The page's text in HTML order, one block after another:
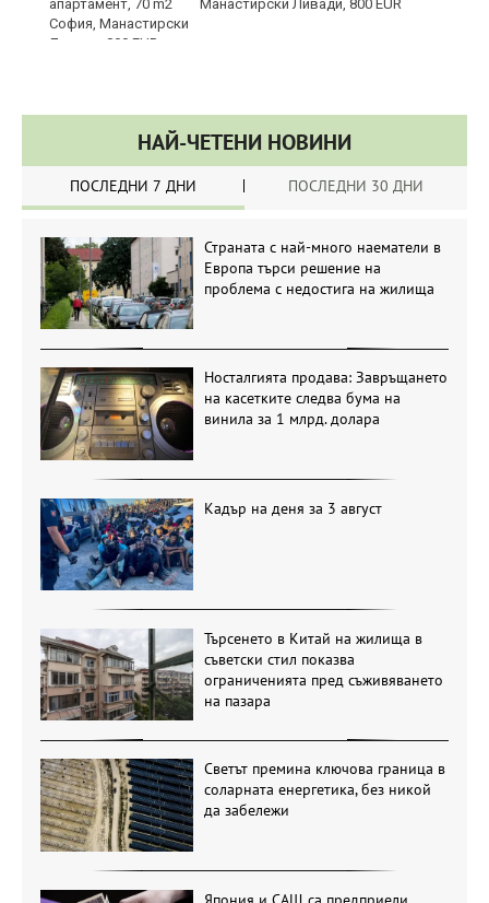
Манастирски Ливади, 800 EUR
НАЙ-ЧЕТЕНИ НОВИНИ
ПОСЛЕДНИ 7 ДНИ ПОСЛЕДНИ 30 ДНИ
Страната с най-много наематели в
Европа търси решение на
проблема с недостига на жилища
Носталгията продава: Завръщането
на касетките следва бума на
винила за 1 млрд. долара
Кадър на деня за 3 август
Търсенето в Китай на жилища в
съветски стил показва
ограниченията пред съживяването
на пазара
Светът премина ключова граница в
соларната енергетика, без никой
да забележи